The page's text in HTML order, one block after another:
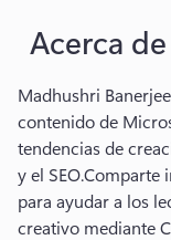
Iniciar
Acerca de
Madhushri
contenido de
tendencias de
y el SEO.Comparte
para ayudar a los
creativo mediante